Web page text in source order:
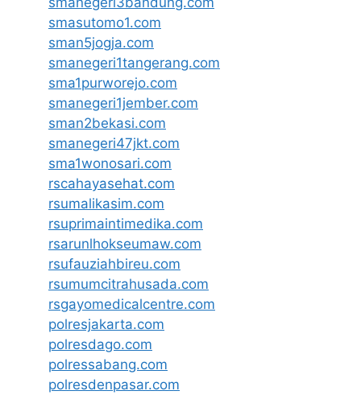
smasutomo1.com
sman5jogja.com
smanegeri1tangerang.com
sma1purworejo.com
smanegeri1jember.com
sman2bekasi.com
smanegeri47jkt.com
sma1wonosari.com
rscahayasehat.com
rsumalikasim.com
rsuprimaintimedika.com
rsarunlhokseumaw.com
rsufauziahbireu.com
rsumumcitrahusada.com
rsgayomedicalcentre.com
polresjakarta.com
polresdago.com
polressabang.com
polresdenpasar.com